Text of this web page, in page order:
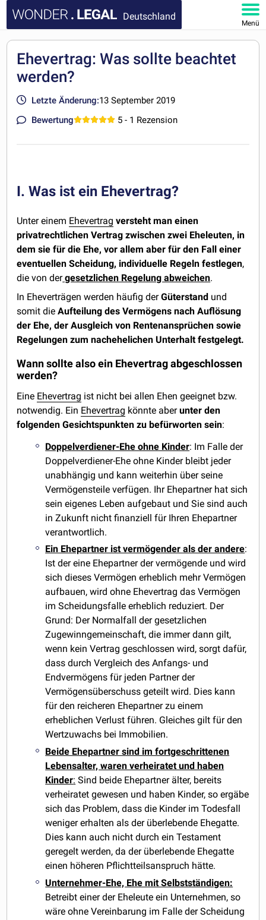
Deutschland
Menü
DOKUMENTE
FAQ
Ehevertrag: Was sollte beachtet
werden?
Letzte Änderung:13 September 2019
Bewertung
5 - 1 Rezension
I. Was ist ein Ehevertrag?
Unter einem Ehevertrag versteht man einen
privatrechtlichen Vertrag zwischen zwei Eheleuten, in
dem sie für die Ehe, vor allem aber für den Fall einer
eventuellen Scheidung, individuelle Regeln festlegen,
die von dergesetzlichen Regelung abweichen.
In Eheverträgen werden häufig derGüterstand und
somit dieAufteilung des Vermögens nach Auflösung
der Ehe, der Ausgleich von Rentenansprüchen sowie
Regelungen zum nachehelichen Unterhalt festgelegt.
Wann sollte also ein Ehevertrag abgeschlossen
werden?
Eine Ehevertrag ist nicht bei allen Ehen geeignet bzw.
notwendig. Ein Ehevertrag könnte aberunter den
folgenden Gesichtspunkten zu befürworten sein:
Doppelverdiener-Ehe ohne Kinder: Im Falle der
Doppelverdiener-Ehe ohne Kinder bleibt jeder
unabhängig und kann weiterhin über seine
Vermögensteile verfügen. Ihr Ehepartner hat sich
sein eigenes Leben aufgebaut und Sie sind auch
in Zukunft nicht finanziell für Ihren Ehepartner
verantwortlich.
Ein Ehepartner ist vermögender als der andere:
Ist der eine Ehepartner der vermögende und wird
sich dieses Vermögen erheblich mehr Vermögen
aufbauen, wird ohne Ehevertrag das Vermögen
im Scheidungsfalle erheblich reduziert. Der
Grund: Der Normalfall der gesetzlichen
Zugewinngemeinschaft, die immer dann gilt,
wenn kein Vertrag geschlossen wird, sorgt dafür,
dass durch Vergleich des Anfangs- und
Endvermögens für jeden Partner der
Vermögensüberschuss geteilt wird. Dies kann
für den reicheren Ehepartner zu einem
erheblichen Verlust führen. Gleiches gilt für den
Wertzuwachs bei Immobilien.
Beide Ehepartner sind im fortgeschrittenen
Lebensalter, waren verheiratet und haben
Kinder: Sind beide Ehepartner älter, bereits
verheiratet gewesen und haben Kinder, so ergäbe
sich das Problem, dass die Kinder im Todesfall
weniger erhalten als der überlebende Ehegatte.
Dies kann auch nicht durch ein Testament
geregelt werden, da der überlebende Ehegatte
einen höheren Pflichtteilsanspruch hätte.
Unternehmer-Ehe, Ehe mit Selbstständigen:
Betreibt einer der Eheleute ein Unternehmen, so
wäre ohne Vereinbarung im Falle der Scheidung